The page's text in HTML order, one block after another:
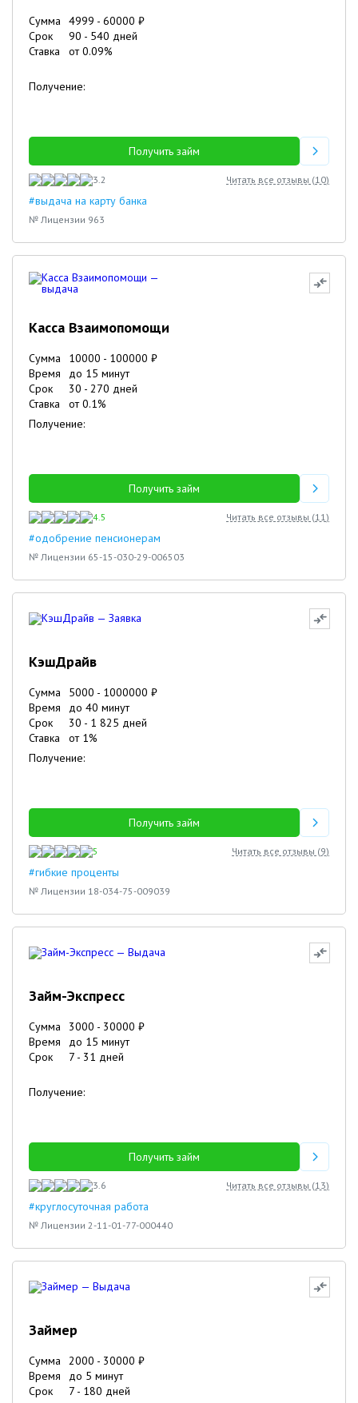
Сумма 4999 - 60000 ₽
Срок
90 - 540 дней
Ставка
от0.09%
Получение:
Получить займ
3.2 Читать все отзывы (10)
#выдача на карту банка
№ Лицензии 963
Касса Взаимопомощи
Сумма 10000 - 100000 ₽
Время
до 15 минут
Срок
30 - 270 дней
Ставка
от0.1%
Получение:
Получить займ
4.5 Читать все отзывы (11)
#одобрение пенсионерам
№ Лицензии 65-15-030-29-006503
КэшДрайв
Сумма 5000 - 1000000 ₽
Время
до 40 минут
Срок
30 - 1 825 дней
Ставка
от 1%
Получение:
Получить займ
5 Читать все отзывы (9)
#гибкие проценты
№ Лицензии 18-034-75-009039
Займ-Экспресс
Сумма 3000 - 30000 ₽
Время
до 15 минут
Срок
7 - 31 дней
Получение:
Получить займ
3.6 Читать все отзывы (13)
#круглосуточная работа
№ Лицензии 2-11-01-77-000440
Займер
Сумма 2000 - 30000 ₽
Время
до 5 минут
Срок
7 - 180 дней